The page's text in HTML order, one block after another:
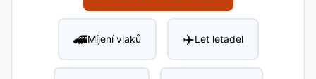
🚄Míjení vlaků ✈️Let letadel